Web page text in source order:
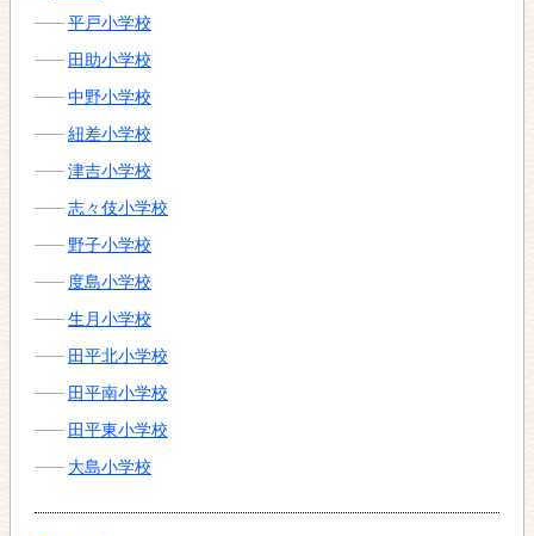
平戸小学校
田助小学校
中野小学校
紐差小学校
津吉小学校
志々伎小学校
野子小学校
度島小学校
生月小学校
田平北小学校
田平南小学校
田平東小学校
大島小学校